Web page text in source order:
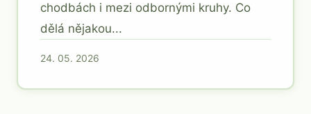
chodbách i mezi odbornými kruhy. Co
dělá nějakou...
24. 05. 2026